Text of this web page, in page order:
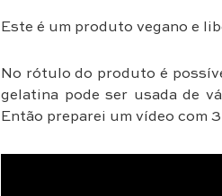
Este é um produto vegano e
No rótulo do produto é
gelatina pode ser usada de
Então preparei um vídeo com